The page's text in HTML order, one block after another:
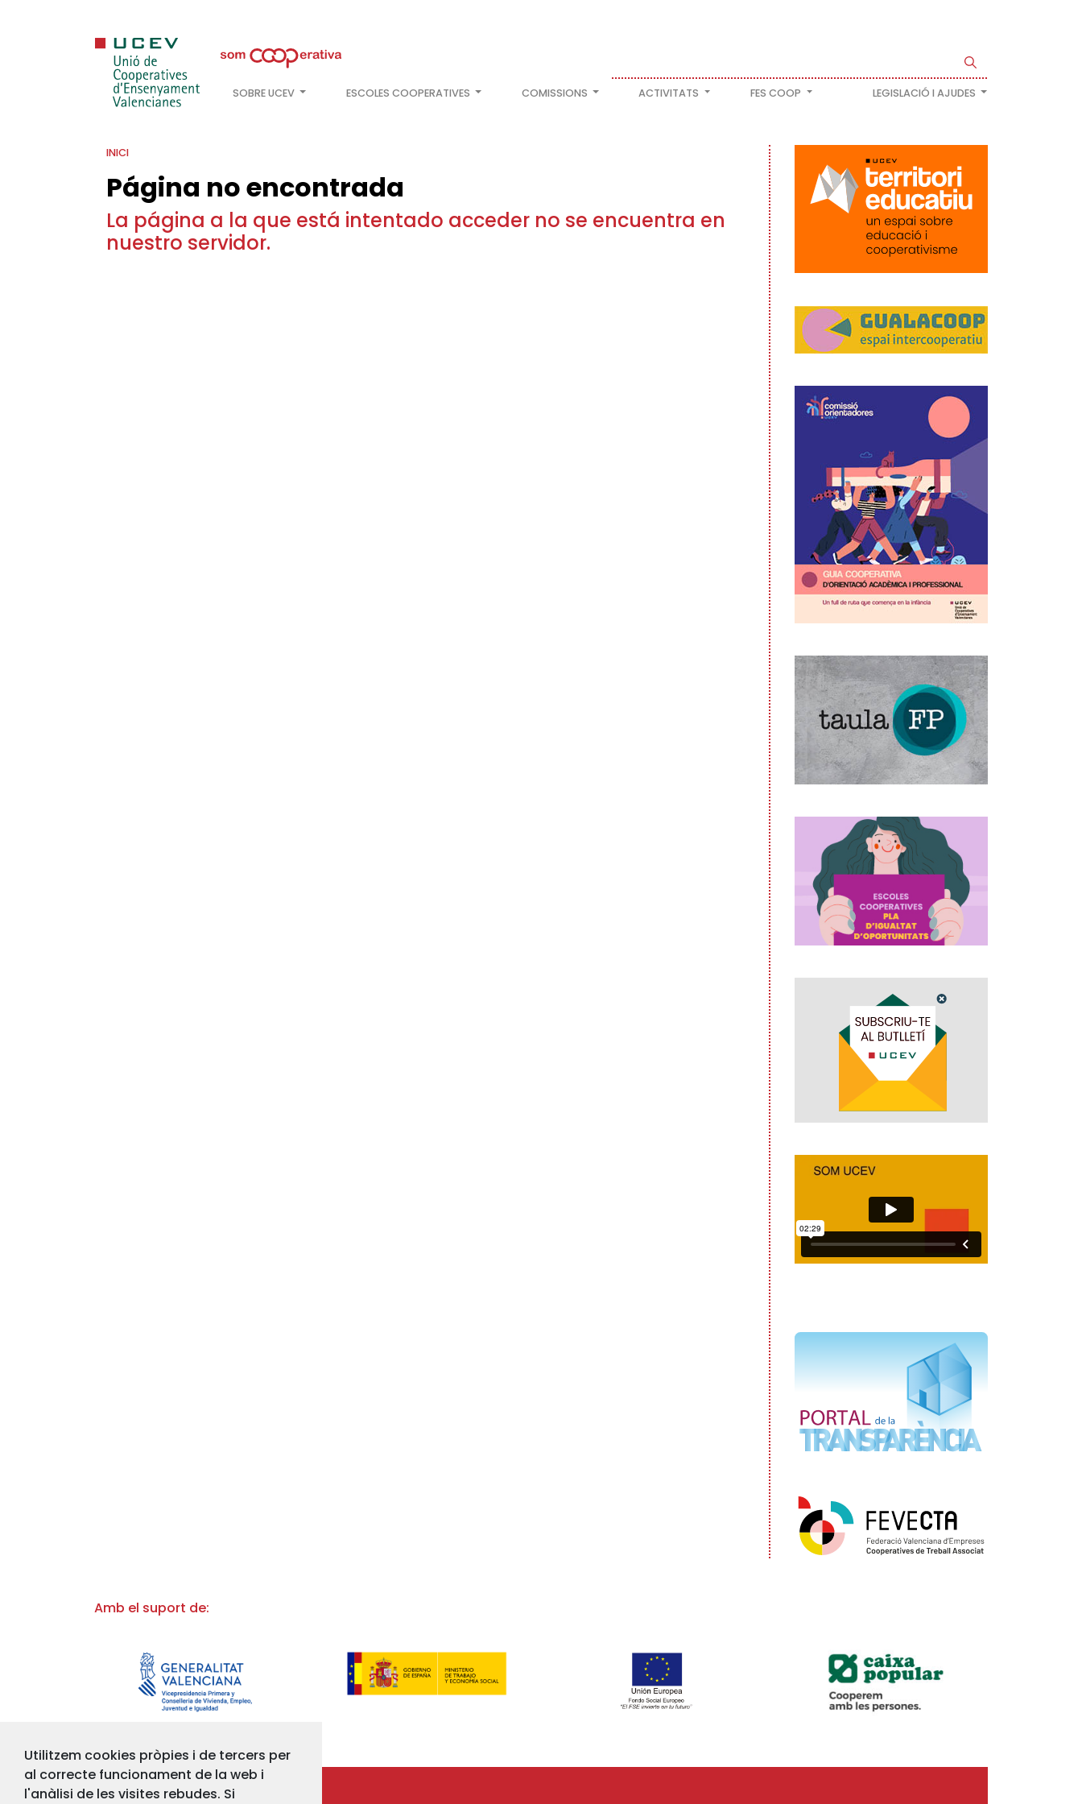
SOBRE UCEV ESCOLES COOPERATIVES COMISSIONS ACTIVITATS FES COOP LEGISLACIÓ I AJUDES
INICI
Página no encontrada
La página a la que está intentado acceder no se encuentra en
nuestro servidor.
Amb el suport de:
Utilitzem cookies pròpies i de tercers per
al correcte funcionament de la web i
l'anàlisi de les visites rebudes. Si